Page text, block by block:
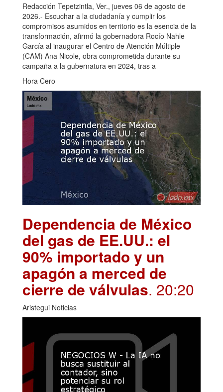
Redacción Tepetzintla, Ver., jueves 06 de agosto de
2026.- Escuchar a la ciudadanía y cumplir los
compromisos asumidos en territorio es la esencia de la
transformación, afirmó la gobernadora Rocío Nahle
García al inaugurar el Centro de Atención Múltiple
(CAM) Ana Nicole, obra comprometida durante su
campaña a la gubernatura en 2024, tras a
Hora Cero
Dependencia de México
del gas de EE.UU.: el
90% importado y un
apagón a merced de
cierre de válvulas. 20:20
Aristegui Noticias